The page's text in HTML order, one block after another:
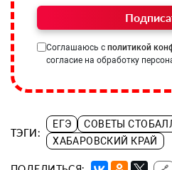
Соглашаюсь с политикой
согласие на обработку
ТЭГИ:
ЕГЭ
СОВЕТЫ
ХАБАРОВСКИЙ КРАЙ